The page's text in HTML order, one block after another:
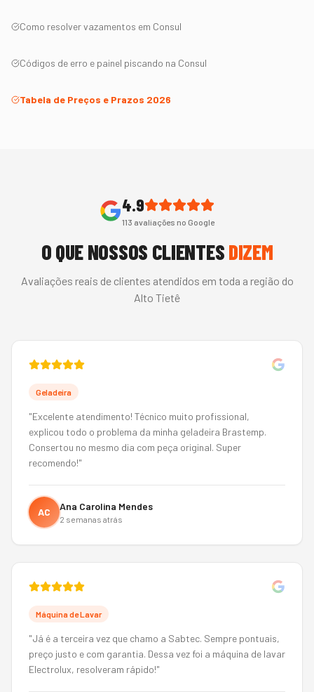
Como resolver vazamentos em Consul
Códigos de erro e painel piscando na Consul
Tabela de Preços e Prazos 2026
4.9
113 avaliações no Google
O QUE NOSSOS CLIENTESDIZEM
Avaliações reais de clientes atendidos em toda a região do
Alto Tietê
Geladeira
"Excelente atendimento! Técnico muito profissional,
explicou todo o problema da minha geladeira Brastemp.
Consertou no mesmo dia com peça original. Super
recomendo!"
AC Ana Carolina Mendes
2 semanas atrás
Máquina de Lavar
"Já é a terceira vez que chamo a Sabtec. Sempre pontuais,
preço justo e com garantia. Dessa vez foi a máquina de lavar
Electrolux, resolveram rápido!"